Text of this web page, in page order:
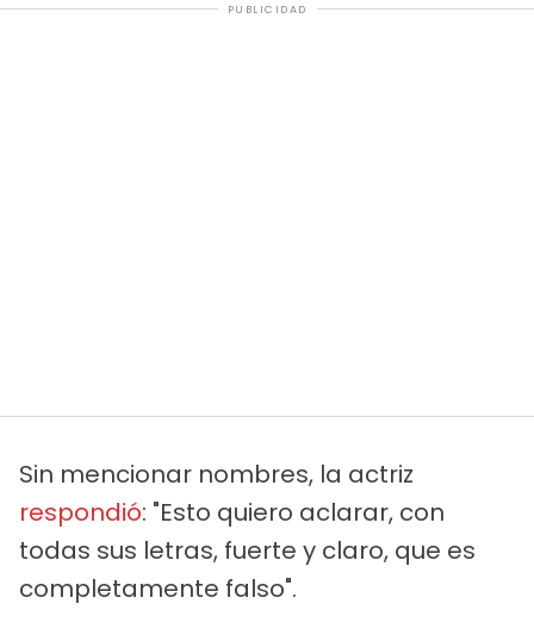
PUBLICIDAD
Sin mencionar nombres, la actriz
respondió: "Esto quiero aclarar, con
todas sus letras, fuerte y claro, que es
completamente falso".